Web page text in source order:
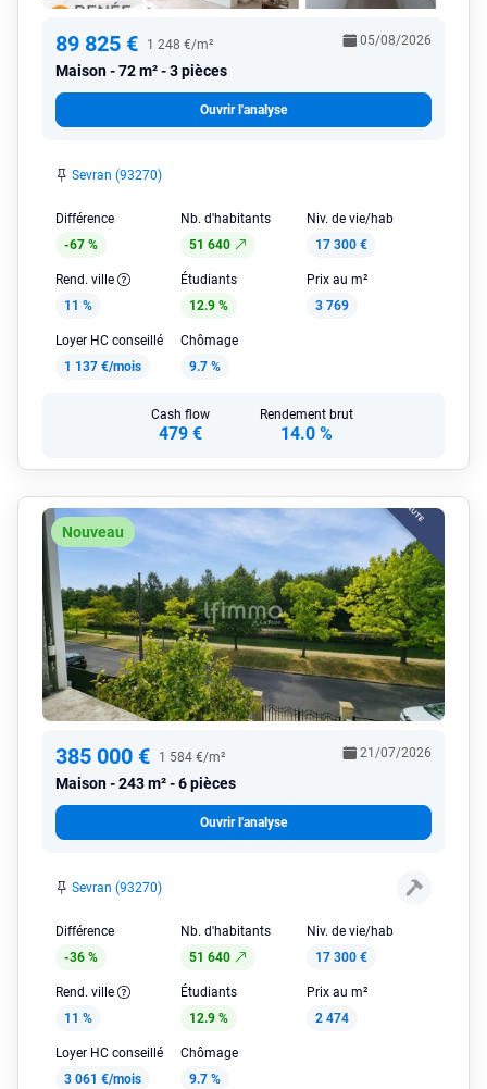
89 825 € 1 248 €/m²
Maison 72 m² - 3 pièces
05/08/2026
Ouvrir l'analyse
Sevran (93270)
Différence
-67 %
Nb. d'habitants
51 640
Niv. de vie/hab
17 300 €
Rend. ville
11 %
Étudiants
12.9 %
Prix au m²
3 769
Loyer HC conseillé
1 137 €/mois
Chômage
9.7 %
Cash flow
479 €
Rendement brut
14.0 %
Nouveau
385 000 € 1 584 €/m²
Maison 243 m² - 6 pièces
21/07/2026
Ouvrir l'analyse
Sevran (93270)
Différence
-36 %
Nb. d'habitants
51 640
Niv. de vie/hab
17 300 €
Rend. ville
11 %
Étudiants
12.9 %
Prix au m²
2 474
Loyer HC conseillé
3 061 €/mois
Chômage
9.7 %